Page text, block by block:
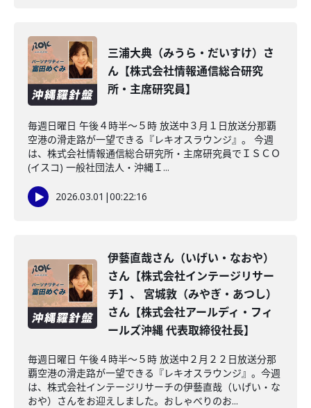
三浦大典（みうら・だいすけ）さ
ん【株式会社情報通信総合研究
所・主席研究員】
毎週日曜日 午後４時半～５時 放送中３月１日放送分那覇
空港の滑走路が一望できる『レキオスラウンジ』。 今週
は、株式会社情報通信総合研究所・主席研究員でＩＳＣＯ
(イスコ) 一般社団法人・沖縄Ｉ...
2026.03.01 |00:22:16
伊藝直哉さん（いげい・なおや）
さん【株式会社インテージリサー
チ】、 宮城敦（みやぎ・あつし）
さん【株式会社アールディ・フィ
ールズ沖縄 代表取締役社長】
毎週日曜日 午後４時半～５時 放送中２月２２日放送分那
覇空港の滑走路が一望できる『レキオスラウンジ』。今週
は、株式会社インテージリサーチの伊藝直哉（いげい・な
おや）さんをお迎えしました。おしゃべりのお...